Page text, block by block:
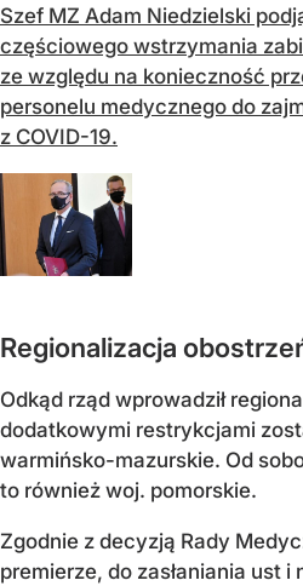
Szef MZ Adam Niedzielski
częściowego wstrzymania
ze względu na konieczność
personelu medycznego do
z COVID-19.
Regionalizacja
Odkąd rząd wprowadził
dodatkowymi restrykcjami
warmińsko-mazurskie. Od
to również woj. pomorskie.
Zgodnie z decyzją Rady
premierze, do zasłaniania ust